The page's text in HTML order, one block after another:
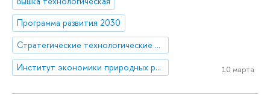
Программа развития 2030
Стратегические технологические проекты
Институт экономики природных ресурсов и изменения климата
10 марта